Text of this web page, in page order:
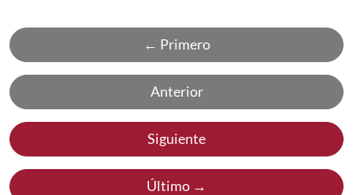
← Primero
Anterior
Siguiente
Último →